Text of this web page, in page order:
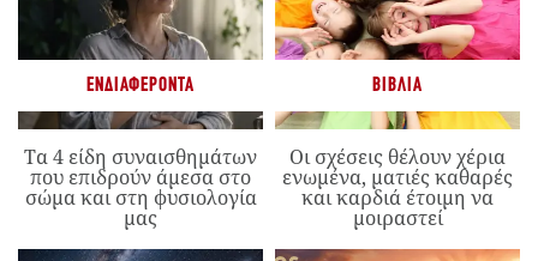
ΕΝΔΙΑΦΈΡΟΝΤΑ
Τα 4 είδη συναισθημάτων
που επιδρούν άμεσα στο
σώμα και στη φυσιολογία
μας
ΒΙΒΛΊΑ
Οι σχέσεις θέλουν χέρια
ενωμένα, ματιές καθαρές
και καρδιά έτοιμη να
μοιραστεί